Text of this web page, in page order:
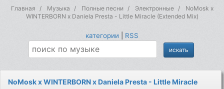
Главная Музыка Полные песни Электронные
NoMosk x
WINTERBORN x Daniela Presta - Little Miracle (Extended Mix)
категории RSS
NoMosk x WINTERBORN x Daniela Presta - Little Miracle